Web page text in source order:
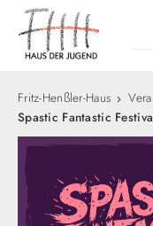
Fritz-Henßler-Haus
Spastic Fantastic